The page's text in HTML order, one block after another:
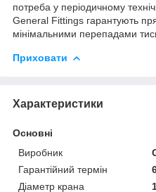
потреба у періодичному
General Fittings гарантують
мінімальними перепадами
Приховати
Характеристики
Основні
Виробник
Гарантійний термін
Діаметр крана